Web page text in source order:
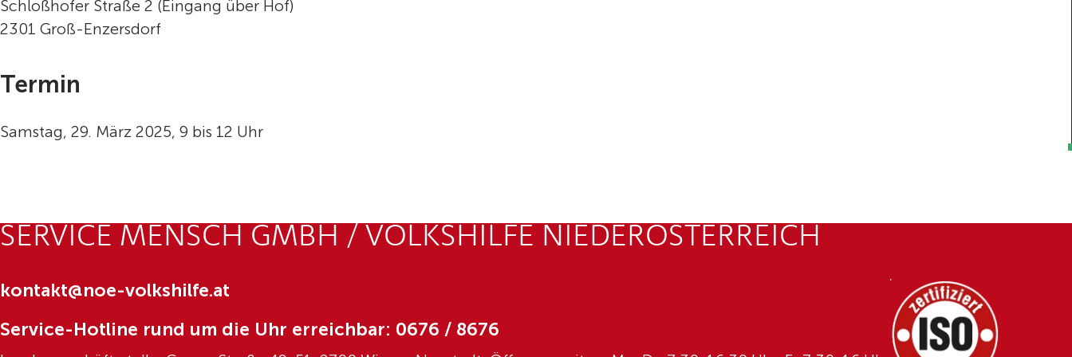
Schloßhofer Straße 2 (Eingang über Hof)
2301 Groß-Enzersdorf
Termin
Samstag, 29. März 2025, 9 bis 12 Uhr
SERVICE MENSCH GMBH / VOLKSHILFE NIEDERÖSTERREICH
kontakt@noe-volkshilfe.at
Service-Hotline rund um die Uhr erreichbar: 0676 / 8676